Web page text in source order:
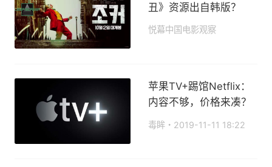
丑》资源出自韩版？
悦幕中国电影观察
苹果TV+踢馆Netflix：
内容不够，价格来凑？
毒眸 2019-11-11 18:22